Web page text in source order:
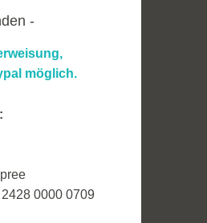
möglich.
0000 0709